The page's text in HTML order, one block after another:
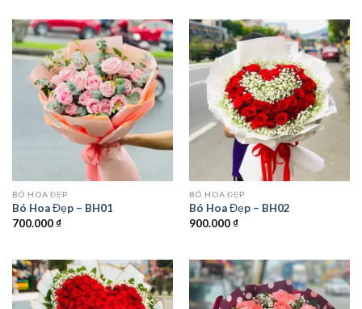
BÓ HOA ĐẸP
Bó Hoa Đẹp – BH01
700.000₫
BÓ HOA ĐẸP
Bó Hoa Đẹp – BH02
900.000₫